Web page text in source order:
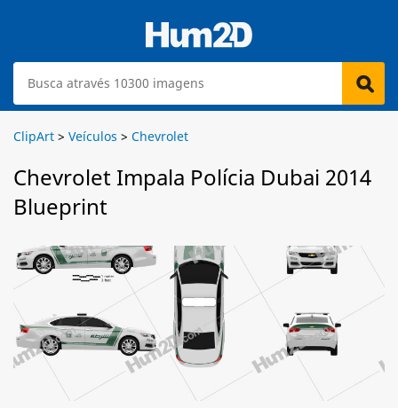
ClipArt > Veículos > Chevrolet
Chevrolet Impala Polícia Dubai 2014
Blueprint